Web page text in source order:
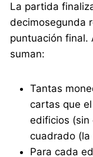
La partida
decimosegunda
puntuación final.
suman:
Tantas
cartas que
edificios (sin
cuadrado
Para cada